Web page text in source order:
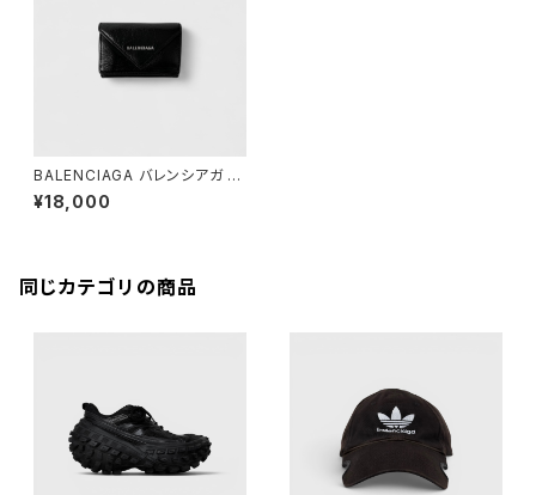
BALENCIAGA バレンシアガ ペ
ーパー ミニウォレット ブラック
¥18,000
同じカテゴリの商品